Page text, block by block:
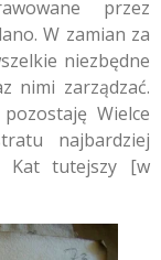
przez
W zamian za
niezbędne
nimi zarządzać.
Wielce
najbardziej
Kat tutejszy [w